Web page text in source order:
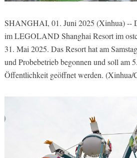
SHANGHAI, 01. Juni 2025 (Xinhua) --
im LEGOLAND Shanghai Resort im
31. Mai 2025. Das Resort hat am
und Probebetrieb begonnen und soll am
Öffentlichkeit geöffnet werden. (Xinhua/